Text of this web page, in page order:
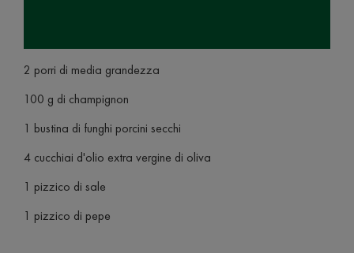
2 porri di media grandezza
100 g di champignon
1 bustina di funghi porcini secchi
4 cucchiai d'olio extra vergine di oliva
1 pizzico di sale
1 pizzico di pepe